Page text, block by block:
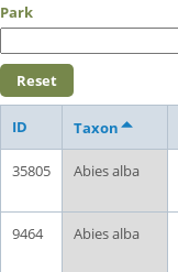
Park
ID Taxon
35805 Abies alba
9464 Abies alba